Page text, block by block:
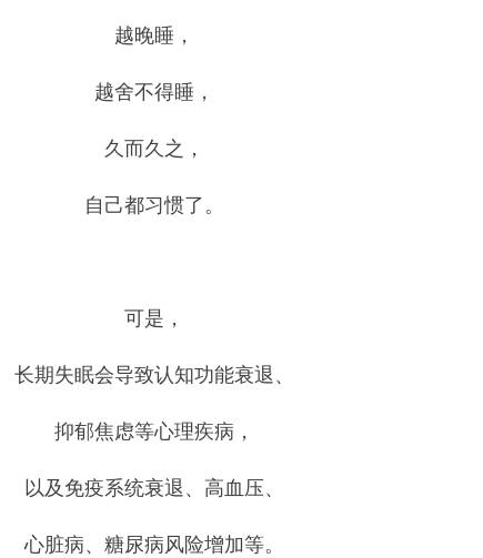
越晚睡，
越舍不得睡，
久而久之，
自己都习惯了。
可是，
长期失眠会导致认知功能衰退、
抑郁焦虑等心理疾病，
以及免疫系统衰退、高血压、
心脏病、糖尿病风险增加等。